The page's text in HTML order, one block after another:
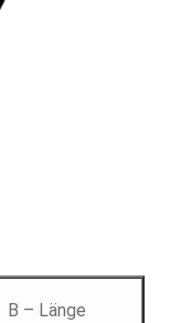
B – Länge